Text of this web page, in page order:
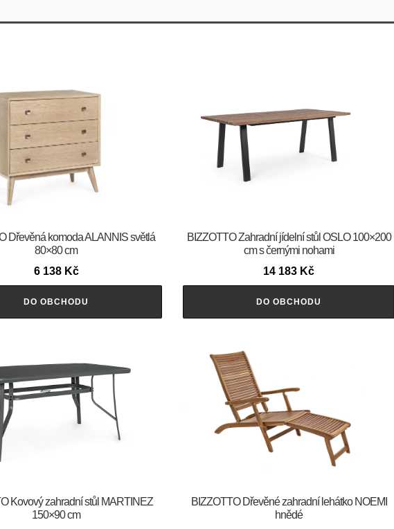
Dřevěná komoda ALANNIS světlá
80×80 cm
6 138 Kč
DO OBCHODU
BIZZOTTO Zahradní jídelní stůl OSLO 100×200
cm s černými nohami
14 183 Kč
DO OBCHODU
Kovový zahradní stůl MARTINEZ
150×90 cm
BIZZOTTO Dřevěné zahradní lehátko NOEMI
hnědé